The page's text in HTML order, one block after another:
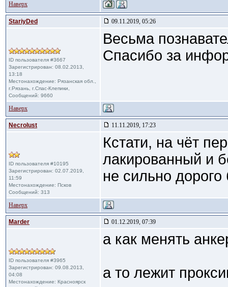
Наверх
StariyDed 09.11.2019, 05:26
ID пользователя #3667
Зарегистрирован: 08.02.2013,
13:18
Местонахождение: Рязанская обл.,
г.Рязань, г.Спас-Клепики,
Сообщений: 9660
Весьма
Спасибо за
Наверх
Necrolust 11.11.2019, 17:23
ID пользователя #10195
Зарегистрирован: 02.07.2019,
11:59
Местонахождение: Псков
Сообщений: 313
Кстати, на чёт
лакированный и
не сильно дорого
Наверх
Marder 01.12.2019, 07:39
ID пользователя #3965
Зарегистрирован: 09.08.2013,
04:08
Местонахождение: Красноярск
а как менять
а то лежит